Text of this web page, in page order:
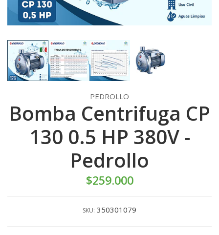
PEDROLLO
Bomba Centrifuga CP
130 0.5 HP 380V -
Pedrollo
$259.000
SKU: 350301079